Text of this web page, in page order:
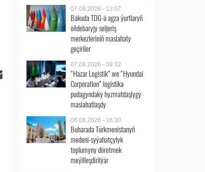
07.08.2026 - 13:07
Bakuda TDG-ä agza ýurtlaryň
öňdebaryjy seljeriş
merkezleriniň maslahaty
geçiriler
07.08.2026 - 09:32
“Hazar Logistik” we “Hyundai
Corporation” logistika
pudagyndaky hyzmatdaşlygy
maslahatlaşdy
06.08.2026 - 16:30
Buharada Türkmenistanyň
medeni-syýahatçylyk
toplumyny döretmek
meýilleşdirilýär